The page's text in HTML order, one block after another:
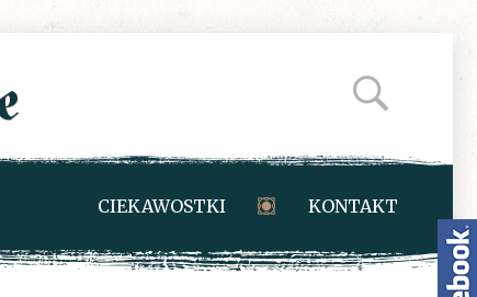
CIEKAWOSTKI KONTAKT